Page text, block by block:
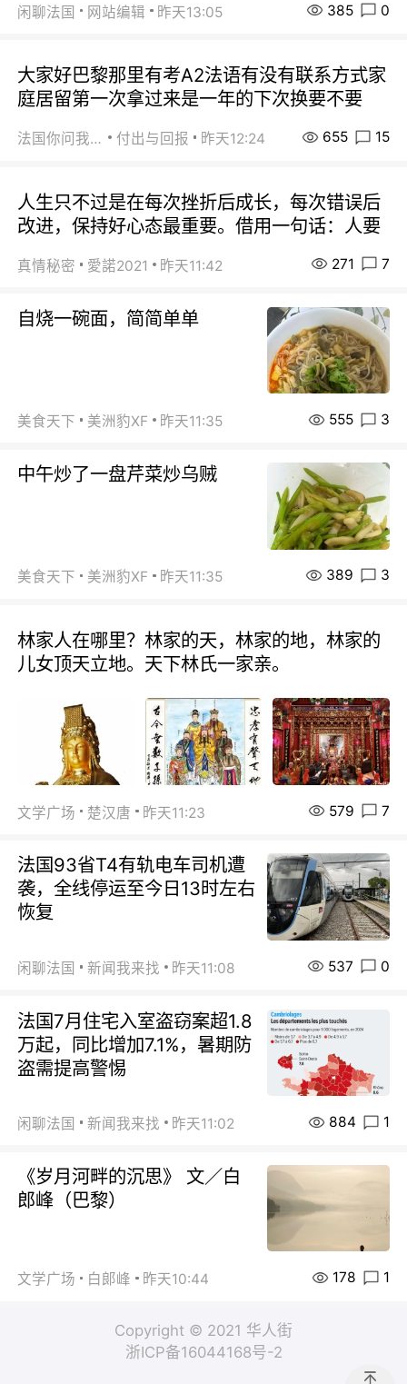
闲聊法国 网站编辑 昨天13:05 385 0
大家好巴黎那里有考A2法语有没有联系方式家
庭居留第一次拿过来是一年的下次换要不要
法国你问我答 付出与回报 昨天12:24 655 15
人生只不过是在每次挫折后成长，每次错误后
改进，保持好心态最重要。借用一句话：人要
真情秘密 愛諾2021 昨天11:42 271 7
自烧一碗面，简简单单
美食天下 美洲豹XF 昨天11:35 555 3
中午炒了一盘芹菜炒乌贼
美食天下 美洲豹XF 昨天11:35 389 3
林家人在哪里？林家的天，林家的地，林家的
儿女顶天立地。天下林氏一家亲。
文学广场 楚汉唐 昨天11:23 579 7
法国93省T4有轨电车司机遭
袭，全线停运至今日13时左右
恢复
闲聊法国 新闻我来找 昨天11:08 537 0
法国7月住宅入室盗窃案超1.8
万起，同比增加7.1%，暑期防
盗需提高警惕
闲聊法国 新闻我来找 昨天11:02 884 1
《岁月河畔的沉思》 文／白
郎峰（巴黎）
文学广场 白郞峰 昨天10:44 178 1
Copyright © 2021 华人街
浙ICP备16044168号-2